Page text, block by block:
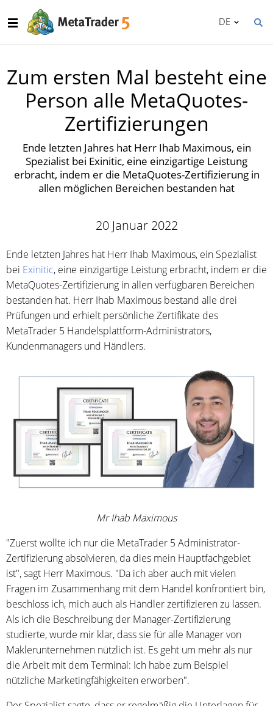
DE
Zum ersten Mal besteht eine
Person alle MetaQuotes-
Zertifizierungen
Ende letzten Jahres hat Herr Ihab Maximous, ein
Spezialist bei Exinitic, eine einzigartige Leistung
erbracht, indem er die MetaQuotes-Zertifizierung in
allen möglichen Bereichen bestanden hat
20 Januar 2022
Ende letzten Jahres hat Herr Ihab Maximous, ein Spezialist
bei Exinitic, eine einzigartige Leistung erbracht, indem er die
MetaQuotes-Zertifizierung in allen verfügbaren Bereichen
bestanden hat. Herr Ihab Maximous bestand alle drei
Prüfungen und erhielt persönliche Zertifikate des
MetaTrader 5 Handelsplattform-Administrators,
Kundenmanagers und Händlers.
Mr Ihab Maximous
"Zuerst wollte ich nur die MetaTrader 5 Administrator-
Zertifizierung absolvieren, da dies mein Hauptfachgebiet
ist", sagt Herr Maximous. "Da ich aber auch mit vielen
Fragen im Zusammenhang mit dem Handel konfrontiert bin,
beschloss ich, mich auch als Händler zertifizieren zu lassen.
Als ich die Beschreibung der Manager-Zertifizierung
studierte, wurde mir klar, dass sie für alle Manager von
Maklerunternehmen nützlich ist. Es geht um mehr als nur
die Arbeit mit dem Terminal: Ich habe zum Beispiel
nützliche Marketingfähigkeiten erworben".